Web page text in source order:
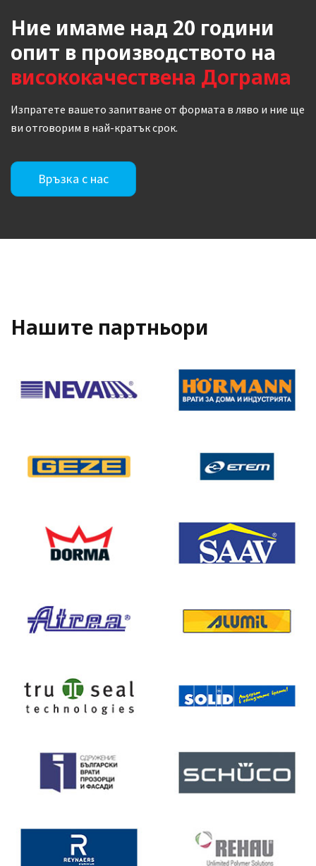
Ние имаме над 20 години
опит в производството на
висококачествена Дограма
Изпратете вашето запитване от формата в ляво и ние ще
ви отговорим в най-кратък срок.
Връзка с нас
Нашите партньори